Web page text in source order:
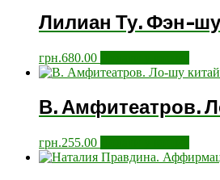
Лилиан Ту. Фэн-
грн.680.00
В. Амфитеатров.
грн.255.00